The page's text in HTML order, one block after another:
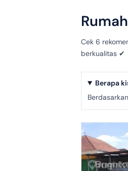
Cek 6
berkualitas ✔
Berapa